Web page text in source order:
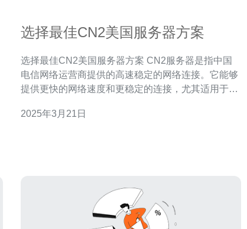
选择最佳CN2美国服务器方案
选择最佳CN2美国服务器方案 CN2服务器是指中国
电信网络运营商提供的高速稳定的网络连接。它能够
提供更快的网络速度和更稳定的连接，尤其适用于需
CN2美国服务器方案有以下几个优势： 更快的网络速
2025年3月21日